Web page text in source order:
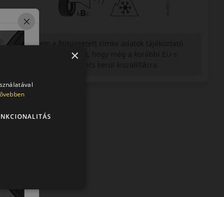
Figyelem a feltüntetett címke adatok tájékoztató
jellegűek. Előfordulhat, hogy még a korábbi EU-s
×